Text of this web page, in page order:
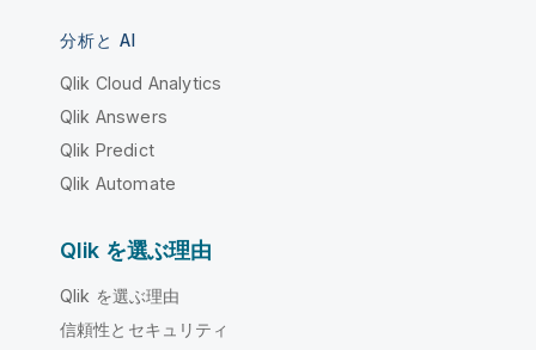
分析と AI
Qlik Cloud Analytics
Qlik Answers
Qlik Predict
Qlik Automate
Qlik を選ぶ理由
Qlik を選ぶ理由
信頼性とセキュリティ